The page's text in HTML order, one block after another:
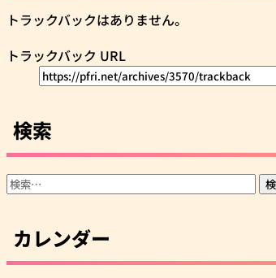
トラックバックはありません。
トラックバック URL
検索
検
カレンダー